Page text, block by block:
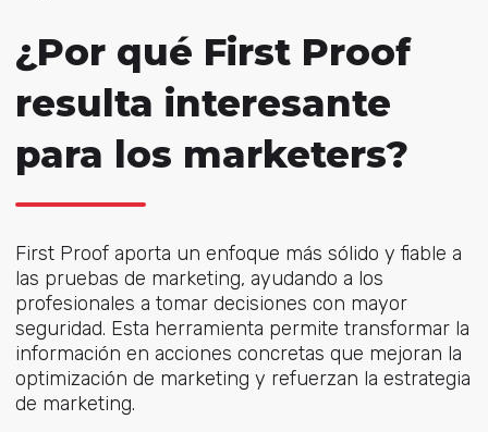
¿Por qué First Proof
resulta interesante
para los marketers?
First Proof aporta un enfoque más sólido y fiable a
las pruebas de marketing, ayudando a los
profesionales a tomar decisiones con mayor
seguridad. Esta herramienta permite transformar la
información en acciones concretas que mejoran la
optimización de marketing y refuerzan la estrategia
de marketing.